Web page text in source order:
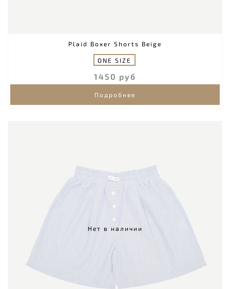
Plaid Boxer Shorts Beige
ONE SIZE
1450 руб
Подробнее
Нет в наличии